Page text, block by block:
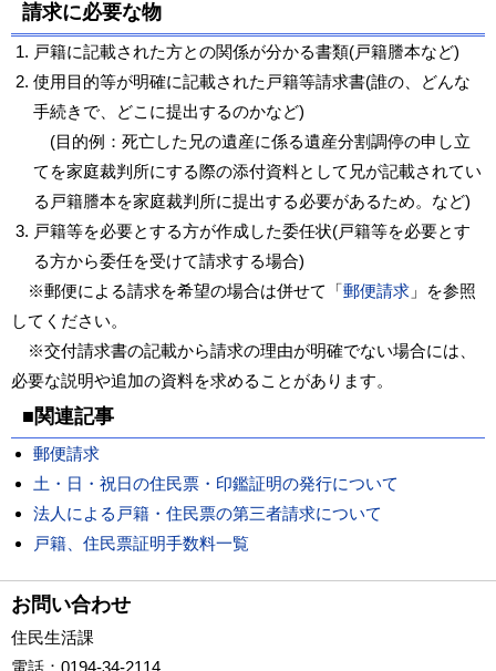
請求に必要な物
戸籍に記載された方との関係が分かる書類(戸籍謄本など)
使用目的等が明確に記載された戸籍等請求書(誰の、どんな
手続きで、どこに提出するのかなど)
(目的例：死亡した兄の遺産に係る遺産分割調停の申し立
てを家庭裁判所にする際の添付資料として兄が記載されてい
る戸籍謄本を家庭裁判所に提出する必要があるため。など)
戸籍等を必要とする方が作成した委任状(戸籍等を必要とす
る方から委任を受けて請求する場合)
※郵便による請求を希望の場合は併せて「郵便請求 」を参照
してください。
※交付請求書の記載から請求の理由が明確でない場合には、
必要な説明や追加の資料を求めることがあります。
■関連記事
郵便請求
土・日・祝日の住民票・印鑑証明の発行について
法人による戸籍・住民票の第三者請求について
戸籍、住民票証明手数料一覧
お問い合わせ
住民生活課
電話 ：0194-34-2114